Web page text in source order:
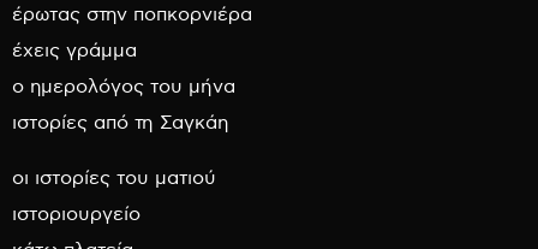
έρωτας στην ποπκορνιέρα
έχεις γράμμα
ο ημερολόγος του μήνα
ιστορίες από τη Σαγκάη
οι ιστορίες του ματιού
ιστοριουργείο